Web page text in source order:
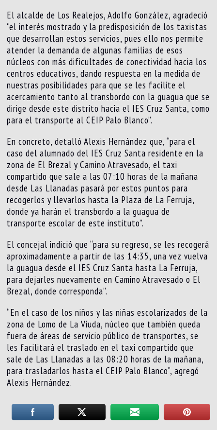
El alcalde de Los Realejos, Adolfo González, agradeció
“el interés mostrado y la predisposición de los taxistas
que desarrollan estos servicios, pues ello nos permite
atender la demanda de algunas familias de esos
núcleos con más dificultades de conectividad hacia los
centros educativos, dando respuesta en la medida de
nuestras posibilidades para que se les facilite el
acercamiento tanto al transbordo con la guagua que se
dirige desde este distrito hacia el IES Cruz Santa, como
para el transporte al CEIP Palo Blanco”.
En concreto, detalló Alexis Hernández que, “para el
caso del alumnado del IES Cruz Santa residente en la
zona de El Brezal y Camino Atravesado, el taxi
compartido que sale a las 07:10 horas de la mañana
desde Las Llanadas pasará por estos puntos para
recogerlos y llevarlos hasta la Plaza de La Ferruja,
donde ya harán el transbordo a la guagua de
transporte escolar de este instituto”.
El concejal indició que “para su regreso, se les recogerá
aproximadamente a partir de las 14:35, una vez vuelva
la guagua desde el IES Cruz Santa hasta La Ferruja,
para dejarles nuevamente en Camino Atravesado o El
Brezal, donde corresponda”.
“En el caso de los niños y las niñas escolarizados de la
zona de Lomo de La Viuda, núcleo que también queda
fuera de áreas de servicio público de transportes, se
les facilitará el traslado en el taxi compartido que
sale de Las Llanadas a las 08:20 horas de la mañana,
para trasladarlos hasta el CEIP Palo Blanco”, agregó
Alexis Hernández.